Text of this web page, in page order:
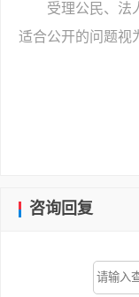
受理公民、法
适合公开的问题视
咨询回复